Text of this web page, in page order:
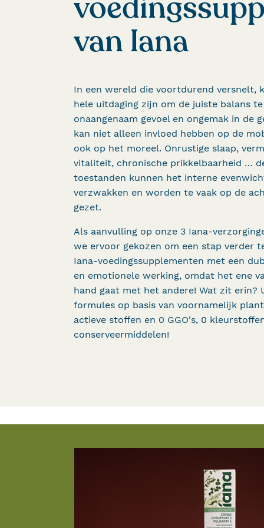
van Iana
In een wereld die voortdurend versnelt,
hele uitdaging zijn om de juiste balans te
onaangenaam gevoel en ongemak in de
kan niet alleen invloed hebben op de
ook op het moreel. Onrustige slaap,
vitaliteit, chronische prikkelbaarheid …
toestanden kunnen het interne
verzwakken en worden te vaak op de
gezet.
Als aanvulling op onze 3 Iana-
we ervoor gekozen om een stap verder
Iana-voedingssupplementen met een
en emotionele werking, omdat het ene
hand gaat met het andere! Wat zit erin?
formules op basis van voornamelijk
actieve stoffen en 0 GGO's, 0
conserveermiddelen!